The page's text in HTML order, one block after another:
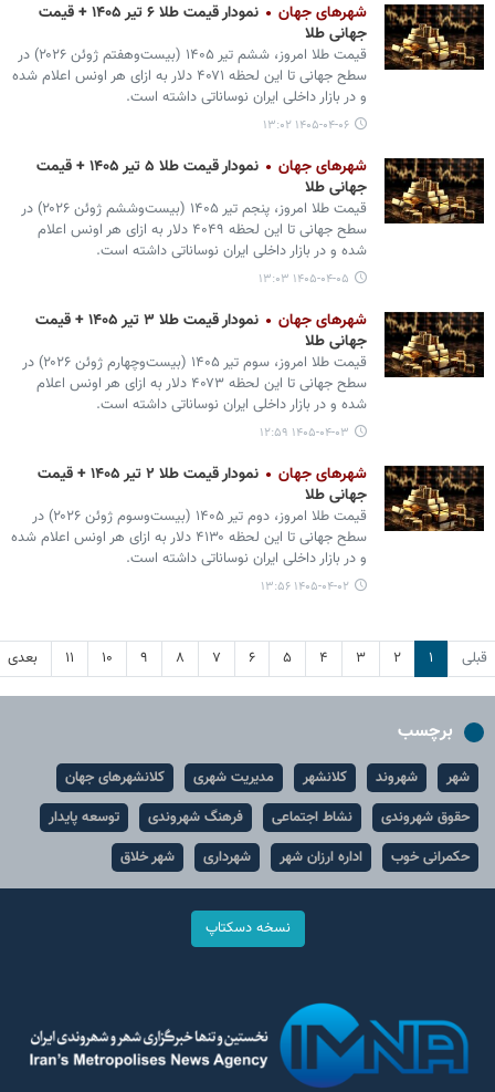
شهرهای جهان
نمودار قیمت طلا ۶ تیر ۱۴۰۵ + قیمت
جهانی طلا
قیمت طلا امروز، ششم تیر ۱۴۰۵ (‌بیست‌وهفتم ژوئن ۲۰۲۶) در
سطح جهانی تا این لحظه ۴۰۷۱ دلار به ازای هر اونس اعلام شده
و در بازار داخلی ایران نوساناتی داشته است.
۱۴۰۵-۰۴-۰۶ ۱۳:۰۲
شهرهای جهان
نمودار قیمت طلا ۵ تیر ۱۴۰۵ + قیمت
جهانی طلا
قیمت طلا امروز، پنجم تیر ۱۴۰۵ (‌بیست‌وششم ژوئن ۲۰۲۶) در
سطح جهانی تا این لحظه ۴۰۴۹ دلار به ازای هر اونس اعلام
شده و در بازار داخلی ایران نوساناتی داشته است.
۱۴۰۵-۰۴-۰۵ ۱۳:۰۳
شهرهای جهان
نمودار قیمت طلا ۳ تیر ۱۴۰۵ + قیمت
جهانی طلا
قیمت طلا امروز، سوم تیر ۱۴۰۵ (‌بیست‌وچهارم ژوئن ۲۰۲۶) در
سطح جهانی تا این لحظه ۴۰۷۳ دلار به ازای هر اونس اعلام
شده و در بازار داخلی ایران نوساناتی داشته است.
۱۴۰۵-۰۴-۰۳ ۱۲:۵۹
شهرهای جهان
نمودار قیمت طلا ۲ تیر ۱۴۰۵ + قیمت
جهانی طلا
قیمت طلا امروز، دوم تیر ۱۴۰۵ (‌بیست‌وسوم ژوئن ۲۰۲۶) در
سطح جهانی تا این لحظه ۴۱۳۰ دلار به ازای هر اونس اعلام شده
و در بازار داخلی ایران نوساناتی داشته است.
۱۴۰۵-۰۴-۰۲ ۱۳:۵۶
قبلی ۱ ۲ ۳ ۴ ۵ ۶ ۷ ۸ ۹ ۱۰ ۱۱ بعدی
برچسب
شهر شهروند کلانشهر مدیریت شهری
کلانشهرهای جهان
حقوق شهروندی
نشاط اجتماعی فرهنگ شهروندی
توسعه پایدار
حکمرانی خوب
اداره ارزان شهر شهرداری شهر خلاق
نسخه دسکتاپ